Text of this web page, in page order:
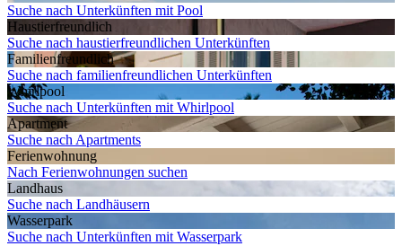
Suche nach Unterkünften mit Pool
Haustier­freundlich
Suche nach haustierfreundlichen Unterkünften
Familien­freundlich
Suche nach familienfreundlichen Unterkünften
Whirlpool
Suche nach Unterkünften mit Whirlpool
Apartment
Suche nach Apartments
Ferien­wohnung
Nach Ferienwohnungen suchen
Landhaus
Suche nach Landhäusern
Wasserpark
Suche nach Unterkünften mit Wasserpark